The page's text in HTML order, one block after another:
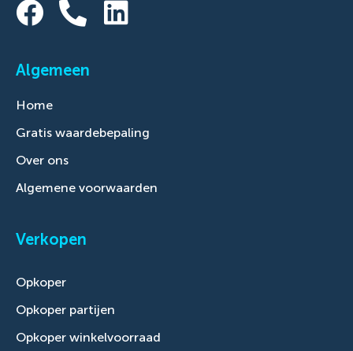
Algemeen
Home
Gratis waardebepaling
Over ons
Algemene voorwaarden
Verkopen
Opkoper
Opkoper partijen
Opkoper winkelvoorraad